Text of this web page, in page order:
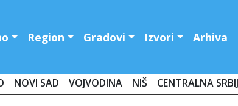
Region Gradovi Izvori Arhiva
NOVI SAD VOJVODINA NIŠ CENTRALNA